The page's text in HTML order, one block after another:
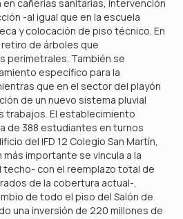
cañerías sanitarias, intervención
-al igual que en la escuela
y colocación de piso técnico. En
de árboles que
perimetrales. También se
específico para la
que en el sector del playón
de un nuevo sistema pluvial
trabajos. El establecimiento
de 388 estudiantes en turnos
del IFD 12 Colegio San Martín,
importante se vincula a la
con el reemplazo total de
de la cobertura actual-,
de todo el piso del Salón de
una inversión de 220 millones de